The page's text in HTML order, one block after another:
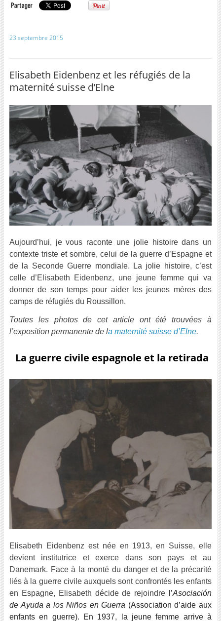
23 septembre 2015
Elisabeth Eidenbenz et les réfugiés de la
maternité suisse d’Elne
Aujourd’hui, je vous raconte une jolie histoire dans un
contexte triste et sombre, celui de la guerre d’Espagne et
de la Seconde Guerre mondiale. La jolie histoire, c’est
celle d’Elisabeth Eidenbenz, une jeune femme qui va
donner de son temps pour aider les jeunes mères des
camps de réfugiés du Roussillon.
Toutes les photos de cet article ont été trouvées à
l’exposition permanente de la maternité suisse d’Elne.
La guerre civile espagnole et la retirada
Elisabeth Eidenbenz est née en 1913, en Suisse, elle
devient institutrice et exerce dans son pays et au
Danemark. Face à la monté du danger et de la précarité
liés à la guerre civile auxquels sont confrontés les enfants
en Espagne, Elisabeth décide de rejoindre
l’Asociación
de Ayuda a los Niños en Guerra (Association d’aide aux
enfants en guerre). En 1937, la jeune femme arrive à